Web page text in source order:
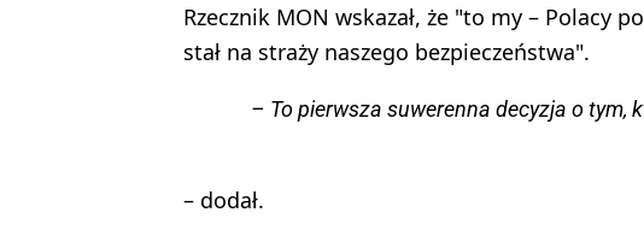
Rzecznik MON wskazał, że "to my – Polacy
stał na straży naszego bezpieczeństwa".
– To pierwsza suwerenna decyzja o tym,
– dodał.